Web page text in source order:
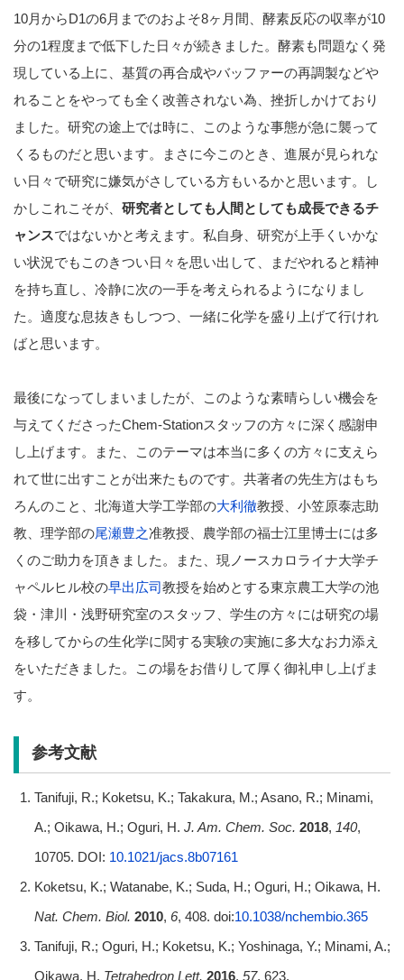
10月からD1の6月までのおよそ8ヶ月間、酵素反応の収率が10
分の1程度まで低下した日々が続きました。酵素も問題なく発
現している上に、基質の再合成やバッファーの再調製などや
れることをやっても全く改善されない為、挫折しかけており
ました。研究の途上では時に、このような事態が急に襲って
くるものだと思います。まさに今このとき、進展が見られな
い日々で研究に嫌気がさしている方もいるかと思います。し
かしこれこそが、 研究者としても人間としても成長できるチ
ャンスではないかと考えます。私自身、研究が上手くいかな
い状況でもこのきつい日々を思い出して、まだやれると精神
を持ち直し、冷静に次の一手を考えられるようになりまし
た。適度な息抜きもしつつ、一緒に化学を盛り上げて行けれ
ばと思います。
最後になってしまいましたが、このような素晴らしい機会を
与えてくださったChem-Stationスタッフの方々に深く感謝申
し上げます。また、このテーマは本当に多くの方々に支えら
れて世に出すことが出来たものです。共著者の先生方はもち
ろんのこと、北海道大学工学部の大利徹教授、小笠原泰志助
教、理学部の尾瀬豊之准教授、農学部の福士江里博士には多
くのご助力を頂きました。また、現ノースカロライナ大学チ
ャペルヒル校の早出広司教授を始めとする東京農工大学の池
袋・津川・浅野研究室のスタッフ、学生の方々には研究の場
を移してからの生化学に関する実験の実施に多大なお力添え
をいただきました。この場をお借りして厚く御礼申し上げま
す。
参考文献
Tanifuji, R.; Koketsu, K.; Takakura, M.; Asano, R.; Minami,
A.; Oikawa, H.; Oguri, H. J. Am. Chem. Soc. 2018, 140,
10705. DOI: 10.1021/jacs.8b07161
Koketsu, K.; Watanabe, K.; Suda, H.; Oguri, H.; Oikawa, H.
Nat. Chem. Biol. 2010, 6, 408. doi:10.1038/nchembio.365
Tanifuji, R.; Oguri, H.; Koketsu, K.; Yoshinaga, Y.; Minami, A.;
Oikawa, H. Tetrahedron Lett. 2016, 57, 623.